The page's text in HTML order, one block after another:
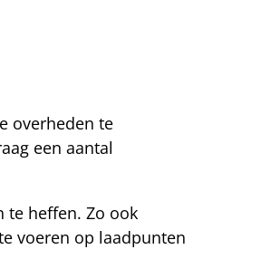
overheden te
een aantal
te heffen. Zo ook
voeren op laadpunten